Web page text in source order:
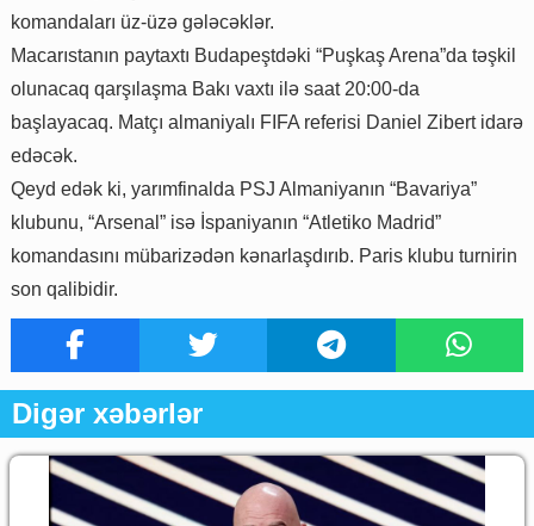
komandaları üz-üzə gələcəklər.
Macarıstanın paytaxtı Budapeştdəki “Puşkaş Arena”da təşkil
olunacaq qarşılaşma Bakı vaxtı ilə saat 20:00-da
başlayacaq. Matçı almaniyalı FIFA referisi Daniel Zibert idarə
edəcək.
Qeyd edək ki, yarımfinalda PSJ Almaniyanın “Bavariya”
klubunu, “Arsenal” isə İspaniyanın “Atletiko Madrid”
komandasını mübarizədən kənarlaşdırıb. Paris klubu turnirin
son qalibidir.
Digər xəbərlər